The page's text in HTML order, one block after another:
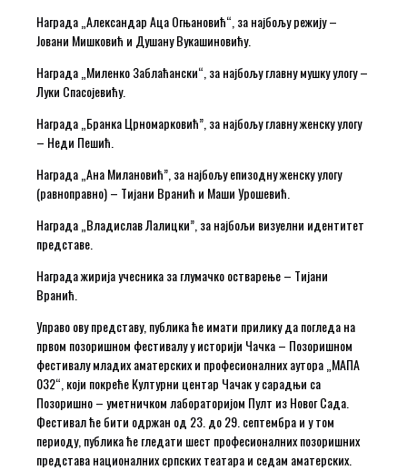
Награда „Александар Аца Огњановић“, за најбољу режију –
Јовани Мишковић и Душану Вукашиновићу.
Награда „Миленко Заблаћански“, за најбољу главну мушку улогу –
Луки Спасојевићу.
Награда „Бранка Црномарковић”, за најбољу главну женску улогу
– Неди Пешић.
Награда „Ана Милановић”, за најбољу епизодну женску улогу
(равноправно) – Тијани Вранић и Маши Урошевић.
Награда „Владислав Лалицки”, за најбољи визуелни идентитет
представе.
Награда жирија учесника за глумачко остварење – Тијани
Вранић.
Управо ову представу, публика ће имати прилику да погледа на
првом позоришном фестивалу у историји Чачка – Позоришном
фестивалу младих аматерских и професионалних аутора „МАПА
032“, који покреће Културни центар Чачак у сарадњи са
Позоришно – уметничком лабораторијом Пулт из Новог Сада.
Фестивал ће бити одржан од 23. до 29. септембра и у том
периоду, публика ће гледати шест професионалних позоришних
представа националних српских театара и седам аматерских.